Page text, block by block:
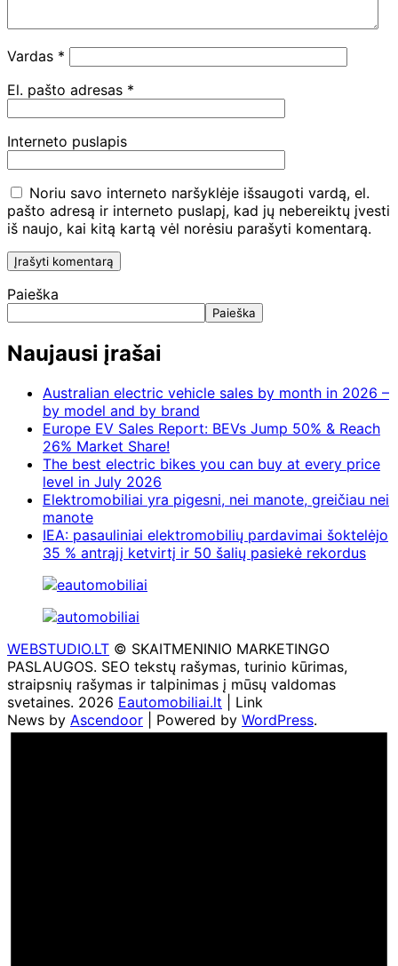
Vardas *
El. pašto adresas *
Interneto puslapis
Noriu savo interneto naršyklėje išsaugoti vardą, el.
pašto adresą ir interneto puslapį, kad jų nebereiktų įvesti
iš naujo, kai kitą kartą vėl norėsiu parašyti komentarą.
Paieška
Paieška
Naujausi įrašai
Australian electric vehicle sales by month in 2026 –
by model and by brand
Europe EV Sales Report: BEVs Jump 50% & Reach
26% Market Share!
The best electric bikes you can buy at every price
level in July 2026
Elektromobiliai yra pigesni, nei manote, greičiau nei
manote
IEA: pasauliniai elektromobilių pardavimai šoktelėjo
35 % antrąjį ketvirtį ir 50 šalių pasiekė rekordus
WEBSTUDIO.LT © SKAITMENINIO MARKETINGO
PASLAUGOS. SEO tekstų rašymas, turinio kūrimas,
straipsnių rašymas ir talpinimas į mūsų valdomas
svetaines. 2026 Eautomobiliai.lt | Link
News by Ascendoor | Powered by WordPress.